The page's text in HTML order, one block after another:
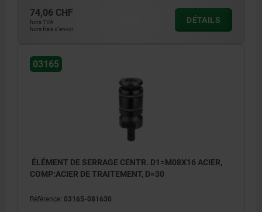
74,06 CHF
hors TVA
hors frais d’envoi
DÉTAILS
03165
ÉLÉMENT DE SERRAGE CENTR. D1=M08X16 ACIER,
COMP:ACIER DE TRAITEMENT, D=30
Référence: 03165-081630